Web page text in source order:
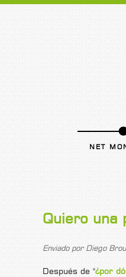
NET
Quiero una
Enviado por Diego
Después de "¿por